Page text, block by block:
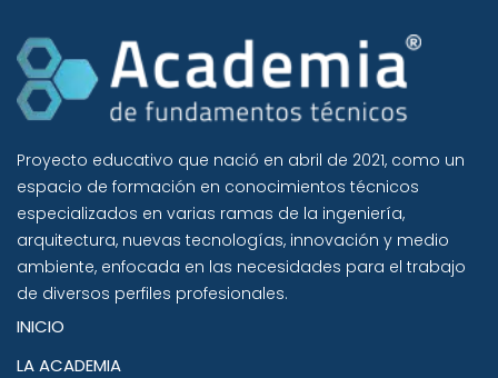
Proyecto educativo que nació en abril de 2021, como un
espacio de formación en conocimientos técnicos
especializados en varias ramas de la ingeniería,
arquitectura, nuevas tecnologías, innovación y medio
ambiente, enfocada en las necesidades para el trabajo
de diversos perfiles profesionales.
INICIO
LA ACADEMIA